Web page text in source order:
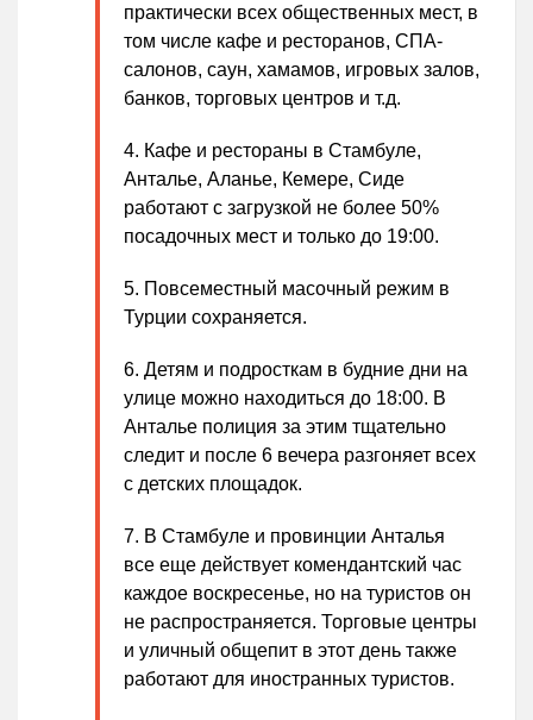
практически всех общественных мест, в
том числе кафе и ресторанов, СПА-
салонов, саун, хамамов, игровых залов,
банков, торговых центров и т.д.
Кафе и рестораны в Стамбуле,
Анталье, Аланье, Кемере, Сиде
работают с загрузкой не более 50%
посадочных мест и только до 19:00.
Повсеместный масочный режим в
Турции сохраняется.
Детям и подросткам в будние дни на
улице можно находиться до 18:00. В
Анталье полиция за этим тщательно
следит и после 6 вечера разгоняет всех
с детских площадок.
В Стамбуле и провинции Анталья
все еще действует комендантский час
каждое воскресенье, но на туристов он
не распространяется. Торговые центры
и уличный общепит в этот день также
работают для иностранных туристов.